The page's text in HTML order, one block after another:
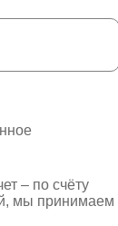
– по счёту
мы